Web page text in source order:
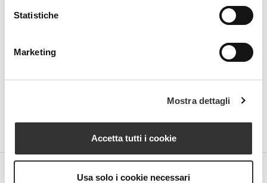
Statistiche
Marketing
Mostra dettagli
Accetta tutti i cookie
Usa solo i cookie necessari
43058 Sorbolo Mezzani
P.IVA 03101820342